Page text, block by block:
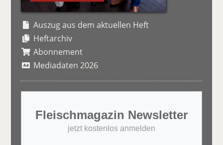
Auszug aus dem aktuellen Heft
Heftarchiv
Abonnement
Mediadaten 2026
Fleischmagazin Newsletter
jetzt kostenlos anmelden